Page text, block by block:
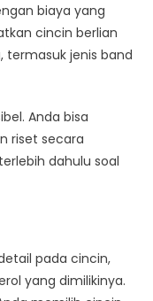
biaya yang
cincin berlian
termasuk jenis band
Anda bisa
riset secara
dahulu soal
pada cincin,
yang dimilikinya.